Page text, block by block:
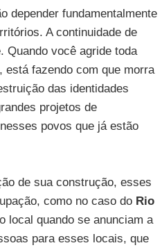
depender fundamentalmente
A continuidade de
Quando você agride toda
fazendo com que morra
das identidades
projetos de
povos que já estão
de sua construção, esses
como no caso do Rio
local quando se anunciam a
para esses locais, que